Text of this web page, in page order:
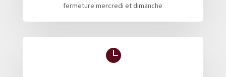
fermeture mercredi et dimanche
